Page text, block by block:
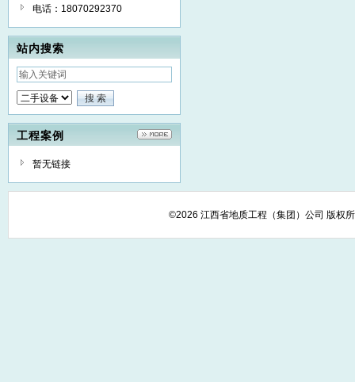
电话：18070292370
站内搜索
工程案例
暂无链接
©2026 江西省地质工程（集团）公司 版权